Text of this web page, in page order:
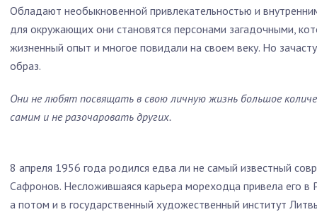
Обладают необыкновенной привлекательностью и
для окружающих они становятся персонами загадочными,
жизненный опыт и многое повидали на своем веку. Но
образ.
Они не любят посвящать в свою личную жизнь большое
самим и не разочаровать других.
8 апреля 1956 года родился едва ли не самый известный
Сафронов. Несложившаяся карьера мореходца привела его в
а потом и в государственный художественный институт